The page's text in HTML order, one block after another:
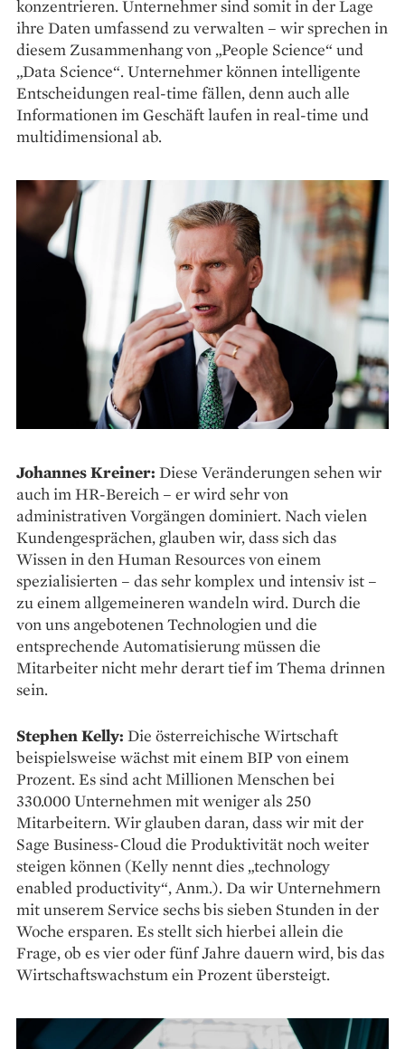
konzentrieren. Unternehmer sind somit in der Lage
ihre Daten umfassend zu verwalten – wir sprechen in
diesem Zusammenhang von „People Science“ und
„Data Science“. Unternehmer können intelligente
Entscheidungen real-time fällen, denn auch alle
Informationen im Geschäft laufen in real-time und
multidimensional ab.
Johannes Kreiner: Diese Veränderungen sehen wir
auch im HR-Bereich – er wird sehr von
administrativen Vorgängen dominiert. Nach vielen
Kundengesprächen, glauben wir, dass sich das
Wissen in den Human Resources von einem
spezialisierten – das sehr komplex und intensiv ist –
zu einem allgemeineren wandeln wird. Durch die
von uns angebotenen Technologien und die
entsprechende Automatisierung müssen die
Mitarbeiter nicht mehr derart tief im Thema drinnen
sein.
Stephen Kelly: Die österreichische Wirtschaft
beispielsweise wächst mit einem BIP von einem
Prozent. Es sind acht Millionen Menschen bei
330.000 Unternehmen mit weniger als 250
Mitarbeitern. Wir glauben daran, dass wir mit der
Sage Business-Cloud die Produktivität noch weiter
steigen können (Kelly nennt dies „technology
enabled productivity“, Anm.). Da wir Unternehmern
mit unserem Service sechs bis sieben Stunden in der
Woche ersparen. Es stellt sich hierbei allein die
Frage, ob es vier oder fünf Jahre dauern wird, bis das
Wirtschaftswachstum ein Prozent übersteigt.